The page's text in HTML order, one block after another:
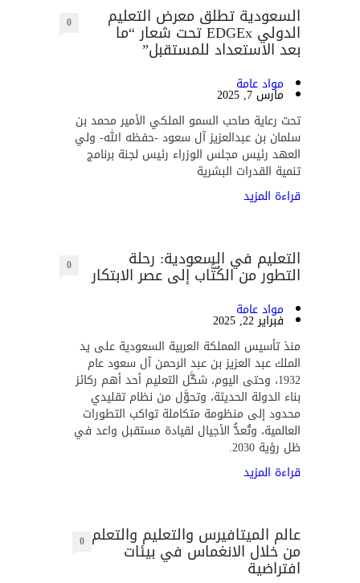
السعودية تطلق معرض التعليم
الدولي EDGEx تحت شعار “ما
بعد الاستعداد للمستقبل”
0
مواد عامة
مارس 7, 2025
تحت رعاية صاحب السمو الملكي الأمير محمد بن
سلمان بن عبدالعزيز آل سعود -حفظه الله- ولي
العهد رئيس مجلس الوزراء رئيس لجنة برنامج
تنمية القدرات البشرية
قراءة المزيد
التعليم في السعودية: رحلة
التطور من الكُتَّاب إلى عصر الابتكار 0
مواد عامة
فبراير 22, 2025
منذ تأسيس المملكة العربية السعودية على يد
الملك عبد العزيز بن عبد الرحمن آل سعود عام
1932، وحتى اليوم، شكَّل التعليم أحد أهم ركائز
بناء الدولة الحديثة، وتحوَّل من نظام تقليدي
محدود إلى منظومة متكاملة تواكب التطورات
العالمية، وتُعدُّ الأجيال لقيادة مستقبل واعد في
ظل رؤية 2030.
قراءة المزيد
عالم الميتافيرس والتعليم والتعلم
من خلال الانغماس في بيئات
افتراضية
0